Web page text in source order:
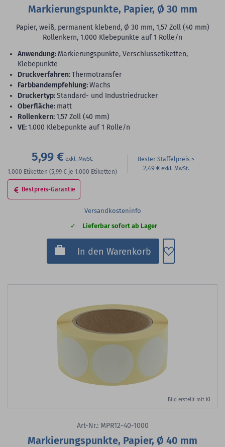
Markierungspunkte, Papier, Ø 30 mm
Papier, weiß, permanent klebend, Ø 30 mm, 1,57 Zoll (40 mm)
Rollenkern, 1.000 Klebepunkte auf 1 Rolle/n
Anwendung: Markierungspunkte, Verschlussetiketten,
Klebepunkte
Druckverfahren:Thermotransfer
Farbbandempfehlung:Wachs
Druckertyp:Standard- und Industriedrucker
Oberfläche: matt
Rollenkern:1,57 Zoll (40 mm)
VE:1.000 Klebepunkte auf 1 Rolle/n
5,99 €
1.000 Etiketten (5,99 € je 1.000 Etiketten)
Bester Staffelpreis
2,49 €
Bestpreis-Garantie
Versandkosteninfo
Lieferbar sofort ab Lager
In den Warenkorb Zum
Bild erstellt mit KI
Art-Nr.: MPR12-40-1000
Markierungspunkte, Papier, Ø 40 mm